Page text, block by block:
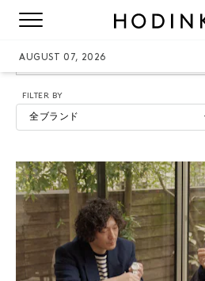
AUGUST 07, 2026
SVEN-
FILTER BY
全ブランド